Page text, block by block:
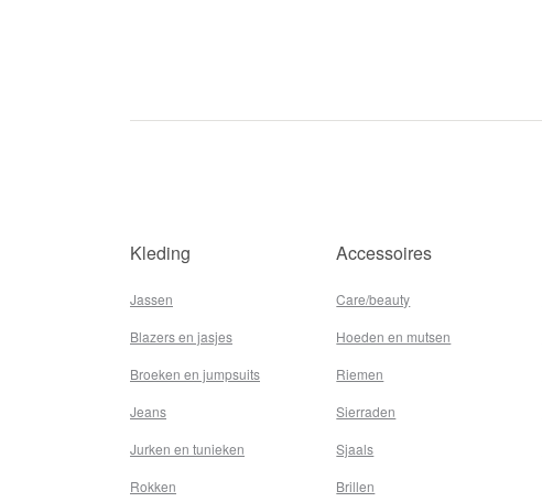
Kleding
Jassen
Blazers en jasjes
Broeken en jumpsuits
Jeans
Jurken en tunieken
Rokken
Accessoires
Care/beauty
Hoeden en mutsen
Riemen
Sierraden
Sjaals
Brillen